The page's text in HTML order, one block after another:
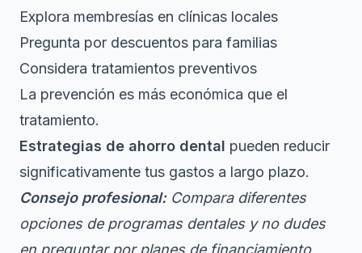
Explora membresías en clínicas locales
Pregunta por descuentos para familias
Considera tratamientos preventivos
La prevención es más económica que el
tratamiento.
Estrategias de ahorro dental pueden reducir
significativamente tus gastos a largo plazo.
Consejo profesional: Compara diferentes
opciones de programas dentales y no dudes
en preguntar por planes de financiamiento